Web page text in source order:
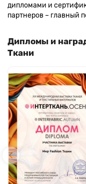
дипломами и
партнеров – главный
Дипломы и
Ткани